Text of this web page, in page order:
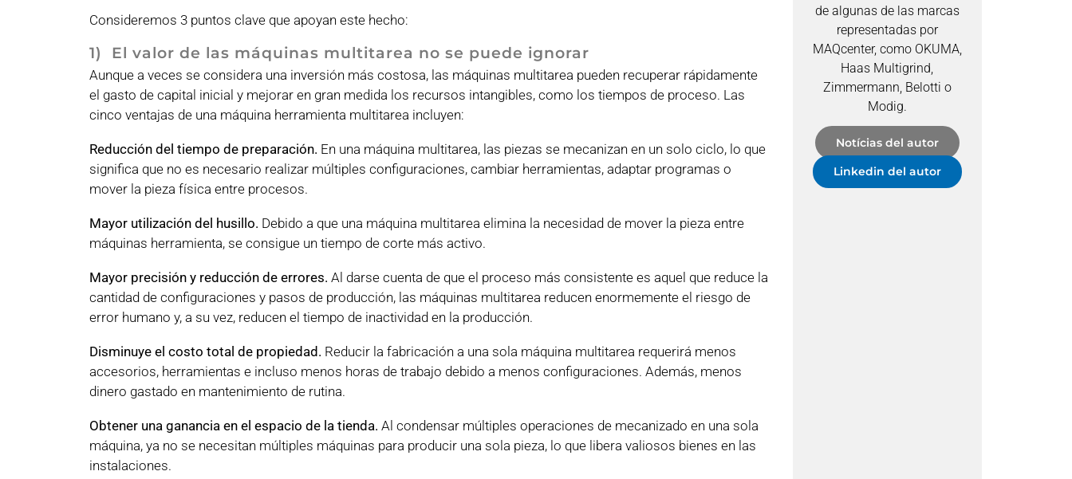
Consideremos 3 puntos clave que apoyan este hecho:
1) El valor de las máquinas multitarea no se puede ignorar
Aunque a veces se considera una inversión más costosa, las máquinas multitarea pueden recuperar rápidamente
el gasto de capital inicial y mejorar en gran medida los recursos intangibles, como los tiempos de proceso. Las
cinco ventajas de una máquina herramienta multitarea incluyen:
Reducción del tiempo de preparación. En una máquina multitarea, las piezas se mecanizan en un solo ciclo, lo que
significa que no es necesario realizar múltiples configuraciones, cambiar herramientas, adaptar programas o
mover la pieza física entre procesos.
Mayor utilización del husillo. Debido a que una máquina multitarea elimina la necesidad de mover la pieza entre
máquinas herramienta, se consigue un tiempo de corte más activo.
Mayor precisión y reducción de errores. Al darse cuenta de que el proceso más consistente es aquel que reduce la
cantidad de configuraciones y pasos de producción, las máquinas multitarea reducen enormemente el riesgo de
error humano y, a su vez, reducen el tiempo de inactividad en la producción.
Disminuye el costo total de propiedad. Reducir la fabricación a una sola máquina multitarea requerirá menos
accesorios, herramientas e incluso menos horas de trabajo debido a menos configuraciones. Además, menos
dinero gastado en mantenimiento de rutina.
Obtener una ganancia en el espacio de la tienda. Al condensar múltiples operaciones de mecanizado en una sola
máquina, ya no se necesitan múltiples máquinas para producir una sola pieza, lo que libera valiosos bienes en las
instalaciones.
de algunas de las marcas
representadas por
MAQcenter, como OKUMA,
Haas Multigrind,
Zimmermann, Belotti o
Modig.
Notícias del autor
Linkedin del autor